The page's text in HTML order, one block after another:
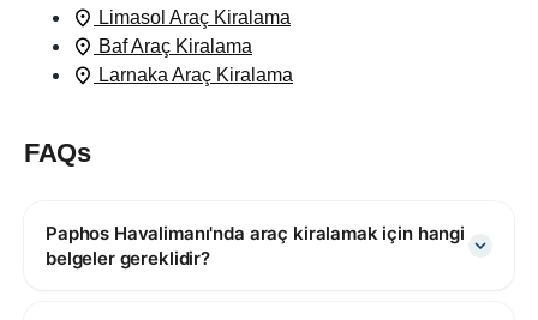
Limasol Araç Kiralama
Baf Araç Kiralama
Larnaka Araç Kiralama
FAQs
Paphos Havalimanı'nda araç kiralamak için hangi
belgeler gereklidir?